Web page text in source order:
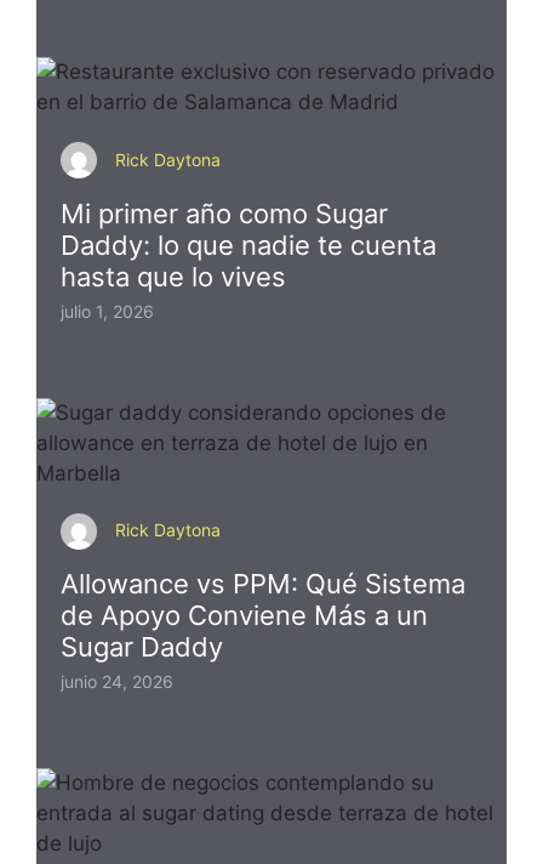
Rick Daytona
Mi primer año como Sugar
Daddy: lo que nadie te cuenta
hasta que lo vives
julio 1, 2026
Rick Daytona
Allowance vs PPM: Qué Sistema
de Apoyo Conviene Más a un
Sugar Daddy
junio 24, 2026